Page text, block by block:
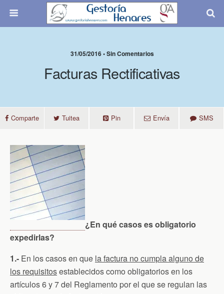
31/05/2016 • Sin Comentarios
Facturas Rectificativas
Comparte Tuitea Pin Envía SMS
¿En qué casos es obligatorio
expedirlas?
1.- En los casos en que la factura no cumpla alguno de
los requisitosestablecidos como obligatorios en los
artículos 6 y 7 del Reglamento por el que se regulan las